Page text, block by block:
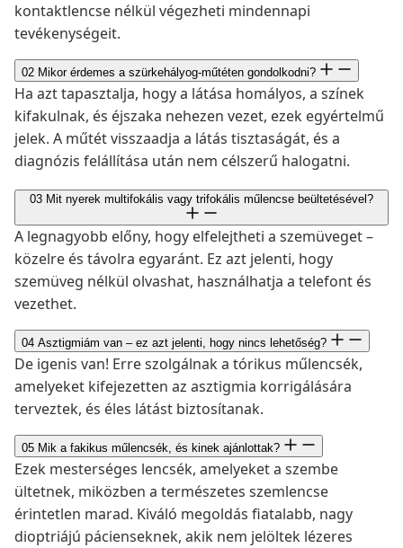
kontaktlencse nélkül végezheti mindennapi
tevékenységeit.
02 Mikor érdemes a szürkehályog-műtéten gondolkodni?
Ha azt tapasztalja, hogy a látása homályos, a színek
kifakulnak, és éjszaka nehezen vezet, ezek egyértelmű
jelek. A műtét visszaadja a látás tisztaságát, és a
diagnózis felállítása után nem célszerű halogatni.
03 Mit nyerek multifokális vagy trifokális műlencse beültetésével?
A legnagyobb előny, hogy elfelejtheti a szemüveget –
közelre és távolra egyaránt. Ez azt jelenti, hogy
szemüveg nélkül olvashat, használhatja a telefont és
vezethet.
04 Asztigmiám van – ez azt jelenti, hogy nincs lehetőség?
De igenis van! Erre szolgálnak a tórikus műlencsék,
amelyeket kifejezetten az asztigmia korrigálására
terveztek, és éles látást biztosítanak.
05 Mik a fakikus műlencsék, és kinek ajánlottak?
Ezek mesterséges lencsék, amelyeket a szembe
ültetnek, miközben a természetes szemlencse
érintetlen marad. Kiváló megoldás fiatalabb, nagy
dioptriájú pácienseknek, akik nem jelöltek lézeres